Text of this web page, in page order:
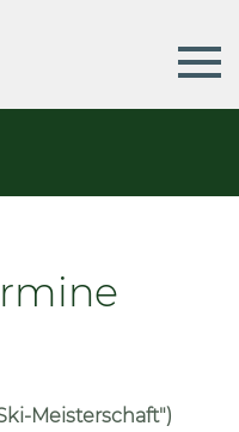
Meisterschaft")